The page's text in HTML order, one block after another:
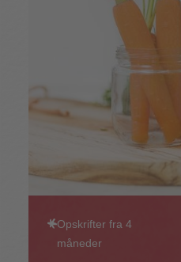
Opskrifter fra 4
måneder